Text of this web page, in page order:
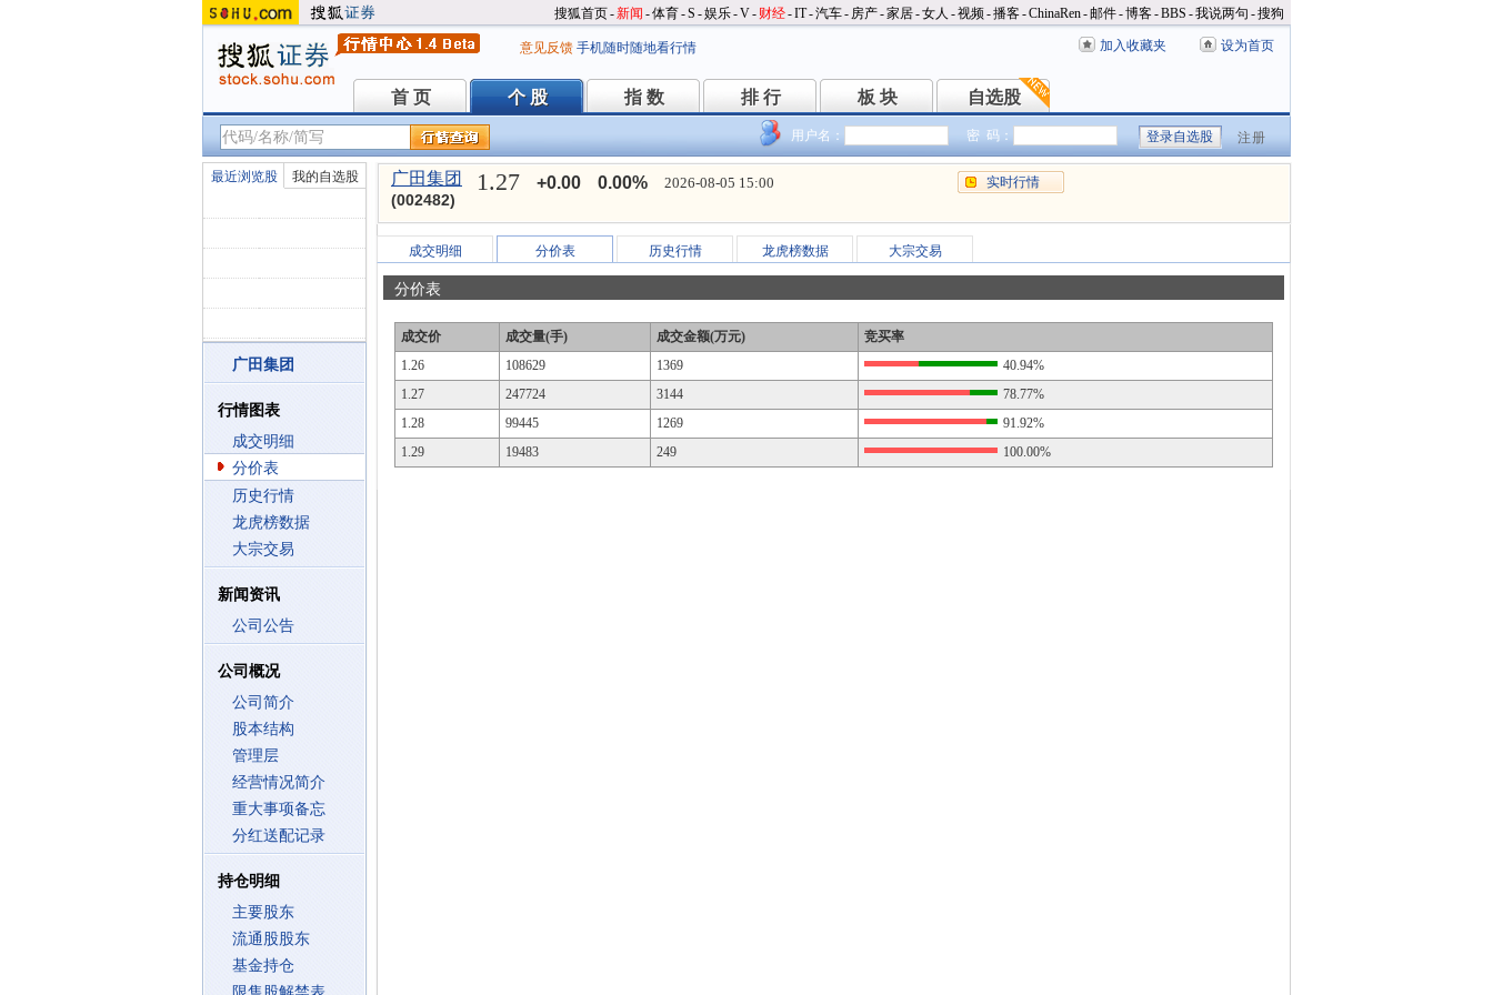
搜狐首页-新闻 -体育-S -娱乐-V- 财经-IT-汽车- 房产-家居-女人 -视频-播客-ChinaRen-邮件-博客-BBS -我说两句 -搜狗
意见反馈 手机随时随地看行情 加入收藏夹 设为首页
首 页
首 页 个 股
个 股 指 数
指 数 排 行
排 行 板 块
板 块 自选股
自选股
用户名： 密 码： 注册
最近浏览股 我的自选股
广田集团
行情图表
成交明细
分价表
历史行情
龙虎榜数据
大宗交易
新闻资讯
公司公告
公司概况
公司简介
股本结构
管理层
经营情况简介
重大事项备忘
分红送配记录
持仓明细
主要股东
流通股股东
基金持仓
广田集团
(002482)
1.27 +0.00 0.00% 2026-08-05 15:00 实时行情
成交明细 分价表 历史行情 龙虎榜数据 大宗交易
分价表
成交价 成交量(手) 成交金额(万元)
竞买率
1.26
108629 1369
40.94%
1.27
247724 3144
78.77%
1.28
99445 1269
91.92%
1.29
19483 249 100.00%